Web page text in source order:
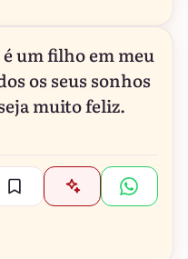
um filho em meu
os seus sonhos
muito feliz.